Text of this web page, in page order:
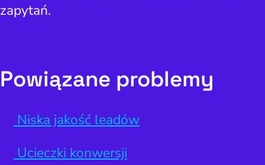
zapytań.
Powiązane problemy
Niska jakość leadów
Ucieczki konwersji